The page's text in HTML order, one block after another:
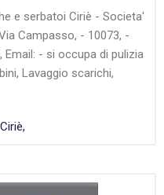
e serbatoi Ciriè - Societa'
Campasso, - 10073, -
Email: - si occupa di pulizia
Lavaggio scarichi,